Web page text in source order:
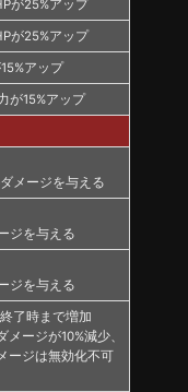
が25%アップ
が25%アップ
アップ
が15%アップ
メージを与える
ジを与える
ジを与える
了時まで増加
ージが10%減少、
ージは無効化不可